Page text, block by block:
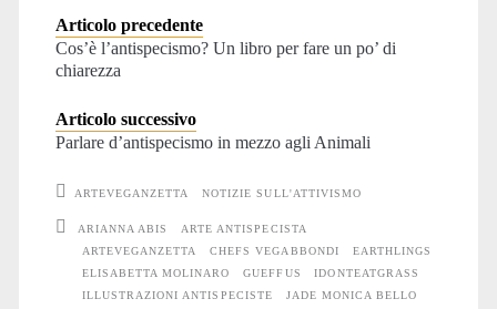
Articolo precedente
Cos’è l’antispecismo? Un libro per fare un po’ di
chiarezza
Articolo successivo
Parlare d’antispecismo in mezzo agli Animali
ARTEVEGANZETTA NOTIZIE SULL'ATTIVISMO
ARIANNA ABIS
ARTE ANTISPECISTA
ARTEVEGANZETTA
CHEFS VEGABBONDI
EARTHLINGS
ELISABETTA MOLINARO
GUEFFUS
IDONTEATGRASS
ILLUSTRAZIONI ANTISPECISTE
JADE MONICA BELLO